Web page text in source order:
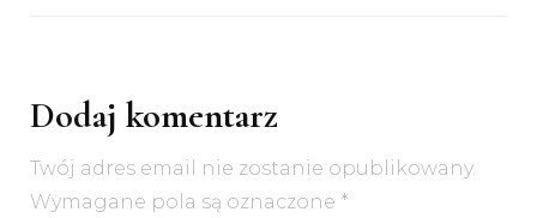
Dodaj komentarz
Twój adres email nie zostanie opublikowany.
Wymagane pola są oznaczone *